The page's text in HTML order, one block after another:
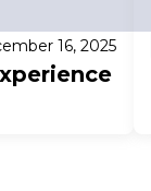
16, 2025